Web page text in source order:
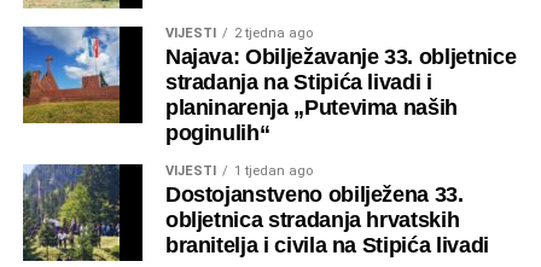
VIJESTI 2 tjedna ago
Najava: Obilježavanje 33. obljetnice
stradanja na Stipića livadi i
planinarenja „Putevima naših
poginulih“
VIJESTI 1 tjedan ago
Dostojanstveno obilježena 33.
obljetnica stradanja hrvatskih
branitelja i civila na Stipića livadi